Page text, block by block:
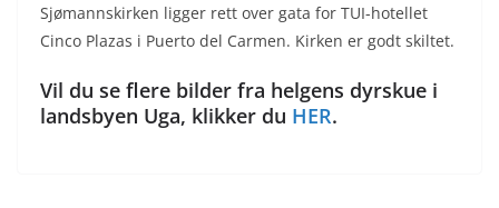
Sjømannskirken ligger rett over gata for TUI-hotellet
Cinco Plazas i Puerto del Carmen. Kirken er godt skiltet.
Vil du se flere bilder fra helgens dyrskue i
landsbyen Uga, klikker du HER.